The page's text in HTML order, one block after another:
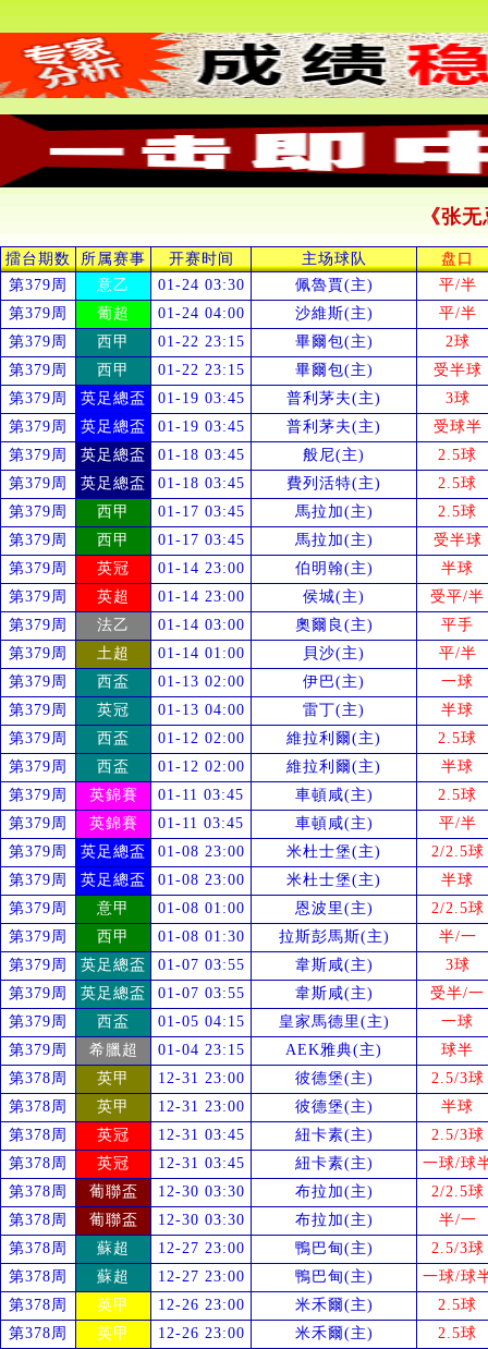
《张
擂台期数 所属赛事 开赛时间 主场球队
盘口
第379周
意乙 01-24 03:30 佩魯賈(主)
平/半
第379周
葡超 01-24 04:00 沙維斯(主)
平/半
第379周
西甲 01-22 23:15 畢爾包(主)
2球
第379周
西甲 01-22 23:15 畢爾包(主) 受半球
第379周
英足總盃 01-19 03:45 普利茅夫(主)
3球
第379周
英足總盃 01-19 03:45 普利茅夫(主) 受球半
第379周
英足總盃 01-18 03:45 般尼(主)
2.5球
第379周
英足總盃 01-18 03:45 費列活特(主)
2.5球
第379周
西甲 01-17 03:45 馬拉加(主)
2.5球
第379周
西甲 01-17 03:45 馬拉加(主) 受半球
第379周
英冠 01-14 23:00 伯明翰(主)
半球
第379周
英超 01-14 23:00 侯城(主) 受平/半
第379周
法乙 01-14 03:00 奧爾良(主)
平手
第379周
土超 01-14 01:00 貝沙(主)
平/半
第379周
西盃 01-13 02:00 伊巴(主)
一球
第379周
英冠 01-13 04:00 雷丁(主)
半球
第379周
西盃 01-12 02:00 維拉利爾(主)
2.5球
第379周
西盃 01-12 02:00 維拉利爾(主)
半球
第379周
英錦賽 01-11 03:45 車頓咸(主)
2.5球
第379周
英錦賽 01-11 03:45 車頓咸(主)
平/半
第379周
英足總盃 01-08 23:00 米杜士堡(主)
2/2.5球
第379周
英足總盃 01-08 23:00 米杜士堡(主)
半球
第379周
意甲 01-08 01:00 恩波里(主)
2/2.5球
第379周
西甲 01-08 01:30 拉斯彭馬斯(主)
半/一
第379周
英足總盃 01-07 03:55 韋斯咸(主)
3球
第379周
英足總盃 01-07 03:55 韋斯咸(主) 受半/一
第379周
西盃 01-05 04:15 皇家馬德里(主)
一球
第379周
希臘超 01-04 23:15 AEK雅典(主)
球半
第378周
英甲 12-31 23:00 彼德堡(主)
2.5/3球
第378周
英甲 12-31 23:00 彼德堡(主)
半球
第378周
英冠 12-31 03:45 紐卡素(主)
2.5/3球
第378周
英冠 12-31 03:45 紐卡素(主)
一球/球
第378周
葡聯盃 12-30 03:30 布拉加(主)
2/2.5球
第378周
葡聯盃 12-30 03:30 布拉加(主)
半/一
第378周
蘇超 12-27 23:00 鴨巴甸(主)
2.5/3球
第378周
蘇超 12-27 23:00 鴨巴甸(主)
一球/球
第378周
英甲 12-26 23:00 米禾爾(主)
2.5球
第378周
英甲 12-26 23:00 米禾爾(主)
2.5球